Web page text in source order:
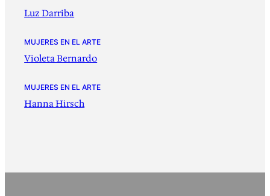
Luz Darriba
MUJERES EN EL ARTE
Violeta Bernardo
MUJERES EN EL ARTE
Hanna Hirsch